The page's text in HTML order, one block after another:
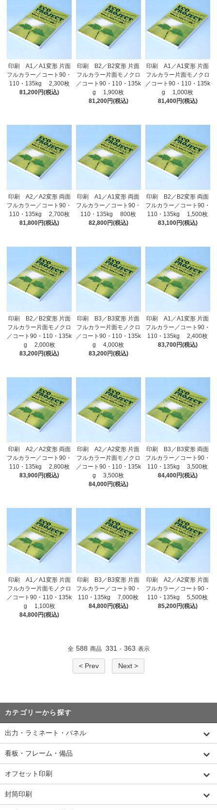
印刷 A1／A1変形 片面
フルカラー／コート90・
110・135kg 2,300枚
81,200円(税込)
印刷 B2／B2変形 片面
フルカラー片面モノクロ
／コート90・110・135k
g 1,900枚
81,200円(税込)
印刷 A1／A1変形 片面
フルカラー片面モノクロ
／コート90・110・135k
g 1,000枚
81,400円(税込)
印刷 A2／A2変形 両面
フルカラー／コート90・
110・135kg 2,700枚
81,800円(税込)
印刷 A1／A1変形 両面
フルカラー／コート90・
110・135kg 800枚
82,800円(税込)
印刷 B2／B2変形 両面
フルカラー／コート90・
110・135kg 1,500枚
83,100円(税込)
印刷 B2／B2変形 片面
フルカラー片面モノクロ
／コート90・110・135k
g 2,000枚
83,200円(税込)
印刷 B3／B3変形 片面
フルカラー片面モノクロ
／コート90・110・135k
g 4,000枚
83,200円(税込)
印刷 A1／A1変形 片面
フルカラー／コート90・
110・135kg 2,400枚
83,700円(税込)
印刷 A2／A2変形 両面
フルカラー／コート90・
110・135kg 2,800枚
83,900円(税込)
印刷 A2／A2変形 片面
フルカラー片面モノクロ
／コート90・110・135k
g 3,500枚
84,000円(税込)
印刷 B3／B3変形 両面
フルカラー／コート90・
110・135kg 3,500枚
84,400円(税込)
印刷 A1／A1変形 片面
フルカラー片面モノクロ
／コート90・110・135k
g 1,100枚
84,800円(税込)
印刷 B3／B3変形 片面
フルカラー／コート90・
110・135kg 7,000枚
84,800円(税込)
印刷 A2／A2変形 片面
フルカラー／コート90・
110・135kg 5,500枚
85,200円(税込)
全 588 商品 331 - 363 表示
< Prev Next >
カテゴリーから探す
出力・ラミネート・パネル
看板・フレーム・備品
オフセット印刷
封筒印刷